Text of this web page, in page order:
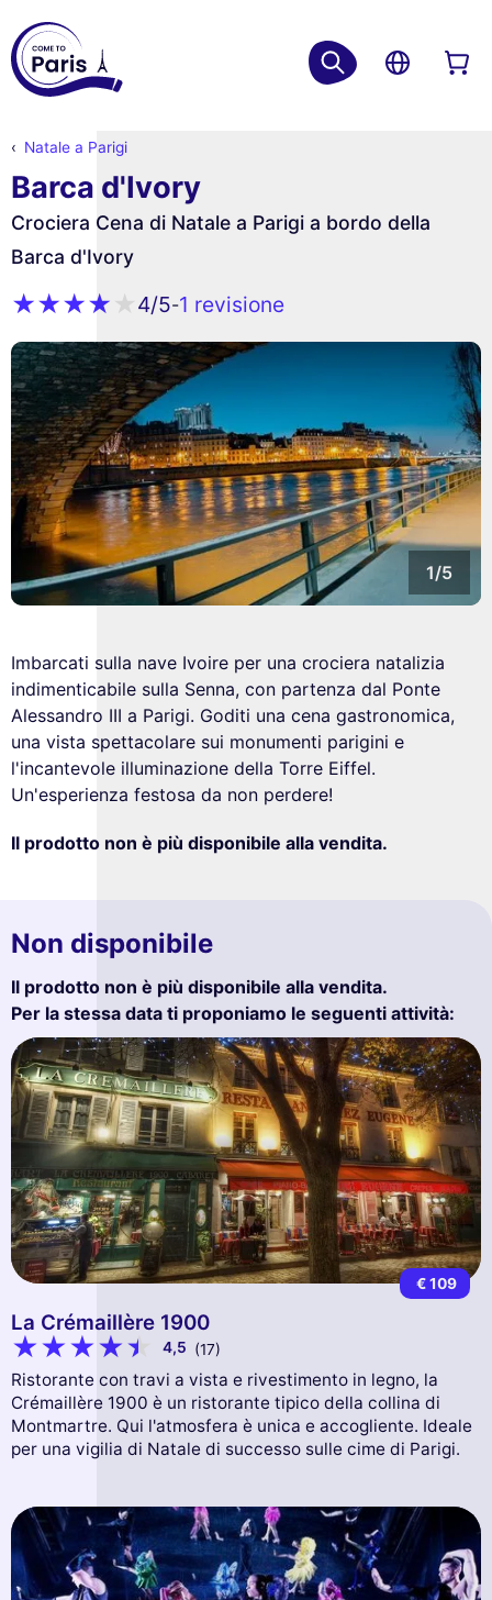
Natale a Parigi
Barca d'Ivory
Crociera Cena di Natale a Parigi a bordo della
Barca d'Ivory
4/5-1 revisione
1/5
Imbarcati sulla nave Ivoire per una crociera natalizia
indimenticabile sulla Senna, con partenza dal Ponte
Alessandro III a Parigi. Goditi una cena gastronomica,
una vista spettacolare sui monumenti parigini e
l'incantevole illuminazione della Torre Eiffel.
Un'esperienza festosa da non perdere!
Il prodotto non è più disponibile alla vendita.
Non disponibile
Il prodotto non è più disponibile alla vendita.
Per la stessa data ti proponiamo le seguenti attività:
€ 109
La Crémaillère 1900
4,5 (17)
Ristorante con travi a vista e rivestimento in legno, la
Crémaillère 1900 è un ristorante tipico della collina di
Montmartre. Qui l'atmosfera è unica e accogliente. Ideale
per una vigilia di Natale di successo sulle cime di Parigi.